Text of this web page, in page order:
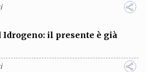
Idrogeno: il presente è già